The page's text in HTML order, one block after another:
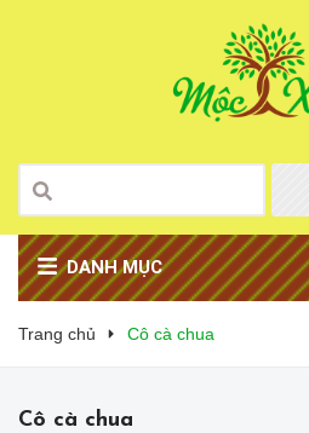
DANH MỤC
Trang chủ Cô cà chua
Cô cà chua